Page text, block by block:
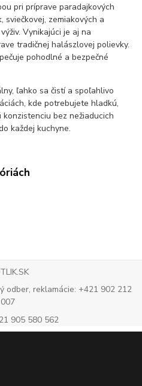
pri príprave paradajkových
sviečkovej, zemiakových a
Vynikajúci je aj na
tradičnej halászlovej polievky.
pohodlné a bezpečné
ľahko sa čistí a spoľahlivo
kde potrebujete hladkú,
bez nežiaducich
každej kuchyne.
odber, reklamácie: +421 902 212
007
905 580 562